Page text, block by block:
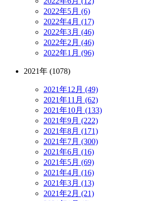
2022年5月 (6)
2022年4月 (17)
2022年3月 (46)
2022年2月 (46)
2022年1月 (96)
2021年 (1078)
2021年12月 (49)
2021年11月 (62)
2021年10月 (133)
2021年9月 (222)
2021年8月 (171)
2021年7月 (300)
2021年6月 (16)
2021年5月 (69)
2021年4月 (16)
2021年3月 (13)
2021年2月 (21)